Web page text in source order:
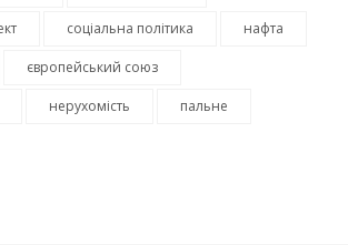
соціальна політика нафта
європейський союз
нерухомість пальне